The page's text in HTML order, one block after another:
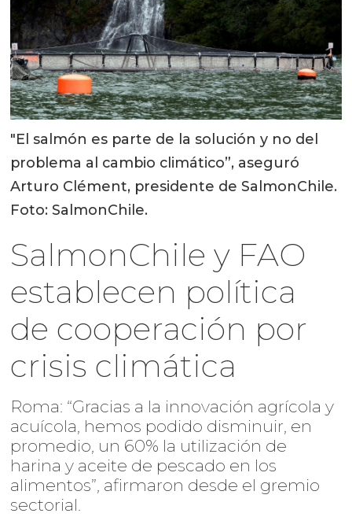
"El salmón es parte de la solución y no del
problema al cambio climático”, aseguró
Arturo Clément, presidente de SalmonChile.
Foto: SalmonChile.
SalmonChile y FAO
establecen política
de cooperación por
crisis climática
Roma: “Gracias a la innovación agrícola y
acuícola, hemos podido disminuir, en
promedio, un 60% la utilización de
harina y aceite de pescado en los
alimentos”, afirmaron desde el gremio
sectorial.